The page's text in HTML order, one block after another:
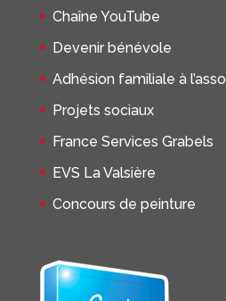
Chaîne YouTube
Devenir bénévole
Adhésion familiale à l’asso
Projets sociaux
France Services Grabels
EVS La Valsière
Concours de peinture